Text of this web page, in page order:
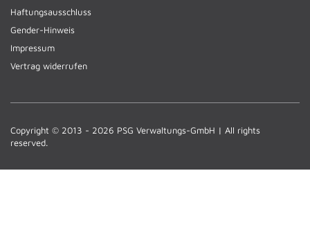
Haftungsausschluss
Gender-Hinweis
Impressum
Vertrag widerrufen
Copyright © 2013 - 2026 PSG Verwaltungs-GmbH | All rights
reserved.